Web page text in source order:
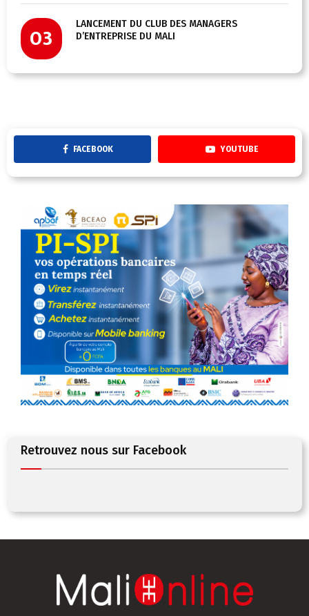
03
LANCEMENT DU CLUB DES MANAGERS
D’ENTREPRISE DU MALI
FACEBOOK YOUTUBE
Retrouvez nous sur Facebook